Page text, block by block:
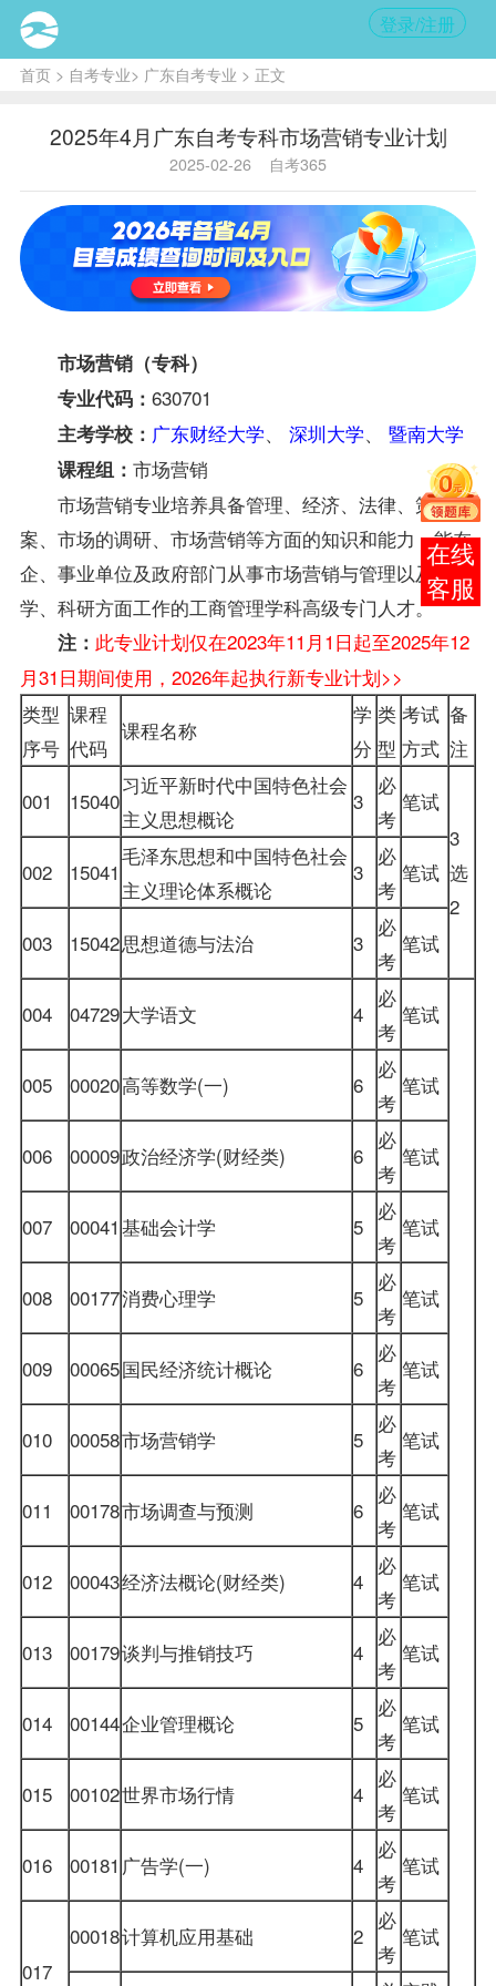
登录/注册
首页> 自考专业> 广东自考专业 > 正文
2025年4月广东自考专科市场营销专业计划
2025-02-26 自考365
市场营销（专科）
专业代码： 630701
主考学校： 广东财经大学、 深圳大学、 暨南大学
课程组： 市场营销
市场营销专业培养具备管理、经济、法律、策划文
案、市场的调研、市场营销等方面的知识和能力，能在
企、事业单位及政府部门从事市场营销与管理以及教
学、科研方面工作的工商管理学科高级专门人才。
注： 此专业计划仅在2023年11月1日起至2025年12
月31日期间使用，2026年起执行新专业计划>>
类型
序号
课程
代码
课程名称
学
分
类
型
考试
方式
备
注
001
15040
习近平新时代中国特色社会
主义思想概论
3
必
考
笔试
3
选
2
002 15041
毛泽东思想和中国特色社会
主义理论体系概论
3
必
考
笔试
003 15042思想道德与法治 3
必
考
笔试
004 04729大学语文 4
必
考
笔试
005 00020高等数学(一) 6
必
考
笔试
006 00009政治经济学(财经类) 6
必
考
笔试
007 00041 基础会计学 5
必
考
笔试
008 00177消费心理学 5
必
考
笔试
009 00065国民经济统计概论 6
必
考
笔试
010 00058市场营销学 5
必
考
笔试
011 00178市场调查与预测 6
必
考
笔试
012 00043经济法概论(财经类) 4
必
考
笔试
013 00179谈判与推销技巧 4
必
考
笔试
014 00144企业管理概论 5
必
考
笔试
015 00102世界市场行情 4
必
考
笔试
016 00181 广告学(一) 4
必
考
笔试
017
00018计算机应用基础 2
必
考
笔试
报考
咨询